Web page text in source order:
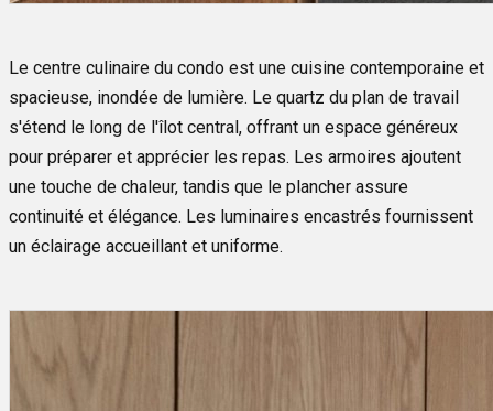
Le centre culinaire du condo est une cuisine contemporaine et
spacieuse, inondée de lumière. Le quartz du plan de travail
s'étend le long de l'îlot central, offrant un espace généreux
pour préparer et apprécier les repas. Les armoires ajoutent
une touche de chaleur, tandis que le plancher assure
continuité et élégance. Les luminaires encastrés fournissent
un éclairage accueillant et uniforme.